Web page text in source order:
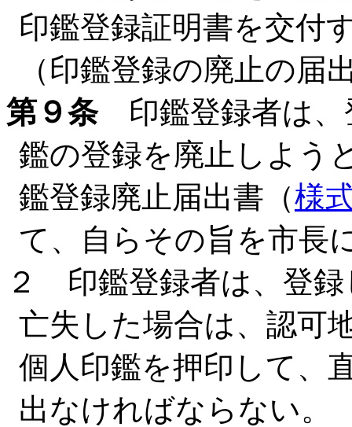
印鑑登録証明書を交付
（印鑑登録の廃止の届
第９条印鑑登録者は、
鑑の登録を廃止しよう
鑑登録廃止届出書（様
て、自らその旨を市長
２ 印鑑登録者は、登録
亡失した場合は、認可
個人印鑑を押印して、
出なければならない。